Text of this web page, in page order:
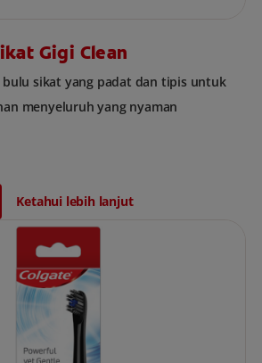
Gigi Clean
bulu sikat yang padat dan tipis untuk
menyeluruh yang nyaman
Ketahui lebih lanjut